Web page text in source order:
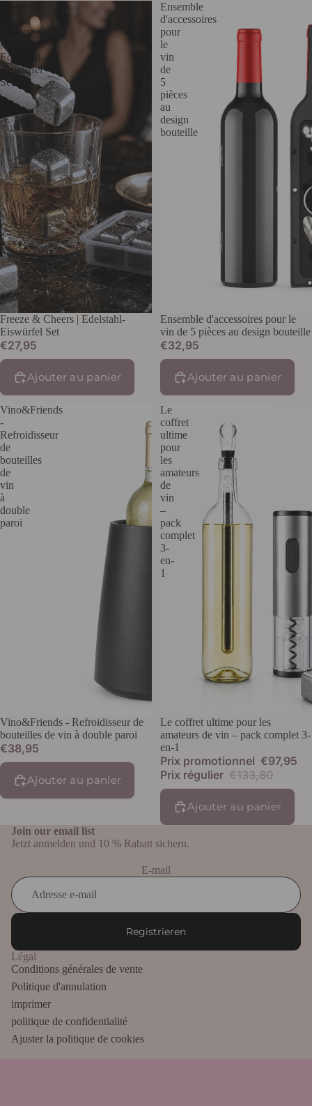
Cheers
|
Edelstahl-
Eiswürfel
Set
Freeze & Cheers | Edelstahl-
Eiswürfel Set
€27,95
Ajouter au panier
Ensemble
d'accessoires
pour
le
vin
de
5
pièces
au
design
bouteille
Ensemble d'accessoires pour le
vin de 5 pièces au design bouteille
€32,95
Ajouter au panier
Vino&Friends
-
Refroidisseur
de
bouteilles
de
vin
à
double
paroi
Vino&Friends - Refroidisseur de
bouteilles de vin à double paroi
€38,95
Ajouter au panier
Le
coffret
ultime
pour
les
amateurs
de
vin
–
pack
complet
3-
en-
1
Promotion
Le coffret ultime pour les
amateurs de vin – pack complet 3-
en-1
Prix promotionnel €97,95
Prix régulier €133,80
Ajouter au panier
Join our email list
Jetzt anmelden und 10 % Rabatt sichern.
E-mail
Registrieren
Légal
Conditions générales de vente
Politique d'annulation
imprimer
politique de confidentialité
Ajuster la politique de cookies